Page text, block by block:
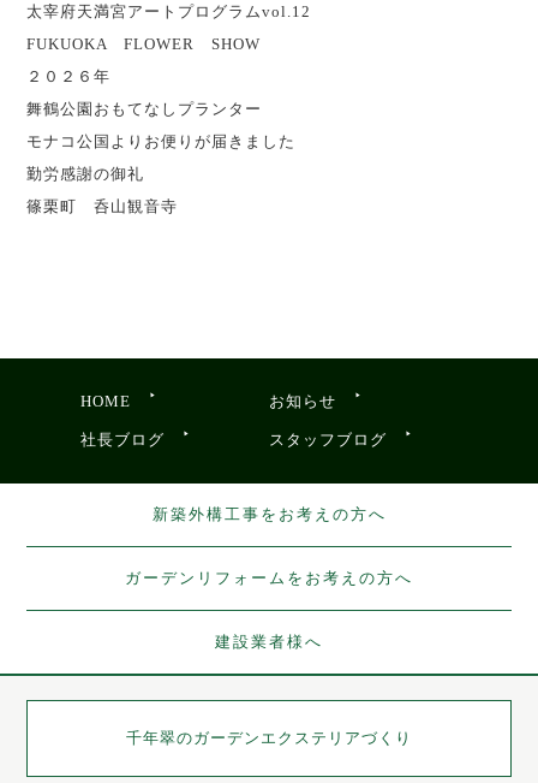
太宰府天満宮アートプログラムvol.12
FUKUOKA FLOWER SHOW
２０２６年
舞鶴公園おもてなしプランター
モナコ公国よりお便りが届きました
勤労感謝の御礼
篠栗町 呑山観音寺
HOME お知らせ
社長ブログ スタッフブログ
新築外構工事をお考えの方へ
ガーデンリフォームをお考えの方へ
建設業者様へ
千年翠のガーデンエクステリアづくり